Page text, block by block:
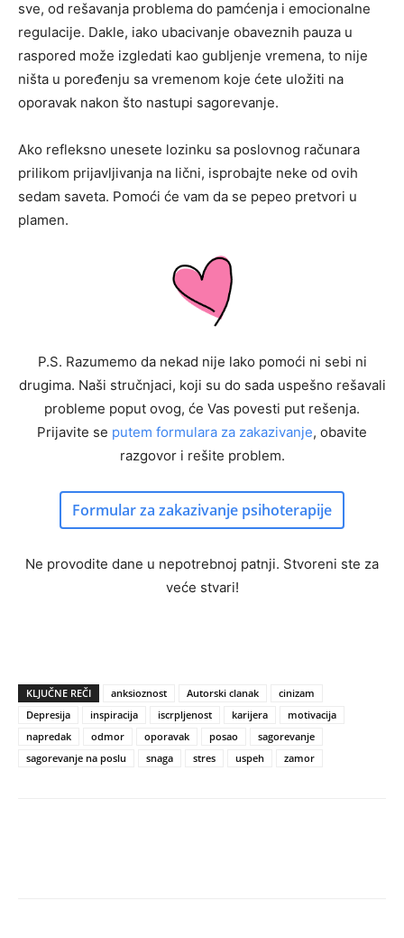
sve, od rešavanja problema do pamćenja i emocionalne
regulacije. Dakle, iako ubacivanje obaveznih pauza u
raspored može izgledati kao gubljenje vremena, to nije
ništa u poređenju sa vremenom koje ćete uložiti na
oporavak nakon što nastupi sagorevanje.
Ako refleksno unesete lozinku sa poslovnog računara
prilikom prijavljivanja na lični, isprobajte neke od ovih
sedam saveta. Pomoći će vam da se pepeo pretvori u
plamen.
P.S. Razumemo da nekad nije lako pomoći ni sebi ni
drugima. Naši stručnjaci, koji su do sada uspešno rešavali
probleme poput ovog, će Vas povesti put rešenja.
Prijavite se putem formulara za zakazivanje, obavite
razgovor i rešite problem.
Formular za zakazivanje psihoterapije
Ne provodite dane u nepotrebnoj patnji. Stvoreni ste za
veće stvari!
KLJUČNE REČI anksioznost Autorski clanak
cinizam
Depresija
inspiracija iscrpljenost karijera
motivacija
napredak
odmor oporavak posao
sagorevanje
sagorevanje na poslu
snaga stres uspeh zamor